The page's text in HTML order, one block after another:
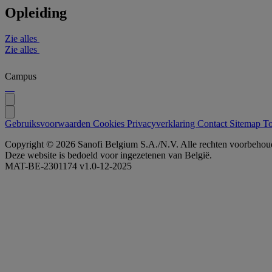
Opleiding
Zie alles
Zie alles
Campus
Gebruiksvoorwaarden Cookies Privacyverklaring Contact Sitemap
Copyright © 2026 Sanofi Belgium S.A./N.V. Alle rechten
Deze website is bedoeld voor ingezetenen van België.
MAT-BE-2301174 v1.0-12-2025